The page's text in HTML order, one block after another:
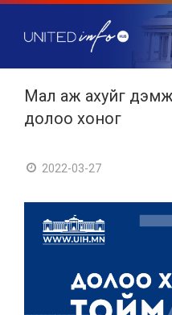
Мал аж ахуйг
долоо хоног
2022-03-27